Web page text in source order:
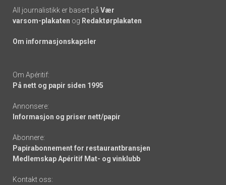
All journalistikk er basert på Vær
varsom-plakaten og Redaktørplakaten
Om informasjonskapsler
Om Apéritif:
På nett og papir siden 1995
Annonsere:
Informasjon og priser nett/papir
Abonnere:
Papirabonnement for restaurantbransjen
Medlemskap Apéritif Mat- og vinklubb
Kontakt oss: